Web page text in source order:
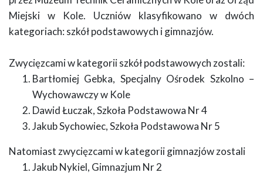
Miejski w Kole. Uczniów klasyfikowano w dwóch
kategoriach: szkół podstawowych i gimnazjów.
Zwycięzcami w kategorii szkół podstawowych zostali:
Bartłomiej Gebka, Specjalny Ośrodek Szkolno –
Wychowawczy w Kole
Dawid Łuczak, Szkoła Podstawowa Nr 4
Jakub Sychowiec, Szkoła Podstawowa Nr 5
Natomiast zwycięzcami w kategorii gimnazjów zostali
Jakub Nykiel, Gimnazjum Nr 2